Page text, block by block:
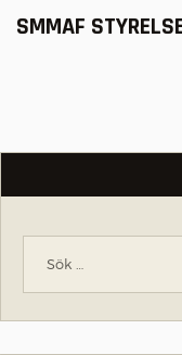
SMMAF